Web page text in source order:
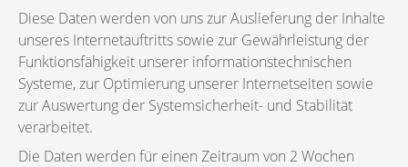
Diese Daten werden von uns zur Auslieferung der Inhalte
unseres Internetauftritts sowie zur Gewährleistung der
Funktionsfähigkeit unserer informationstechnischen
Systeme, zur Optimierung unserer Internetseiten sowie
zur Auswertung der Systemsicherheit- und Stabilität
verarbeitet.
Die Daten werden für einen Zeitraum von 2 Wochen